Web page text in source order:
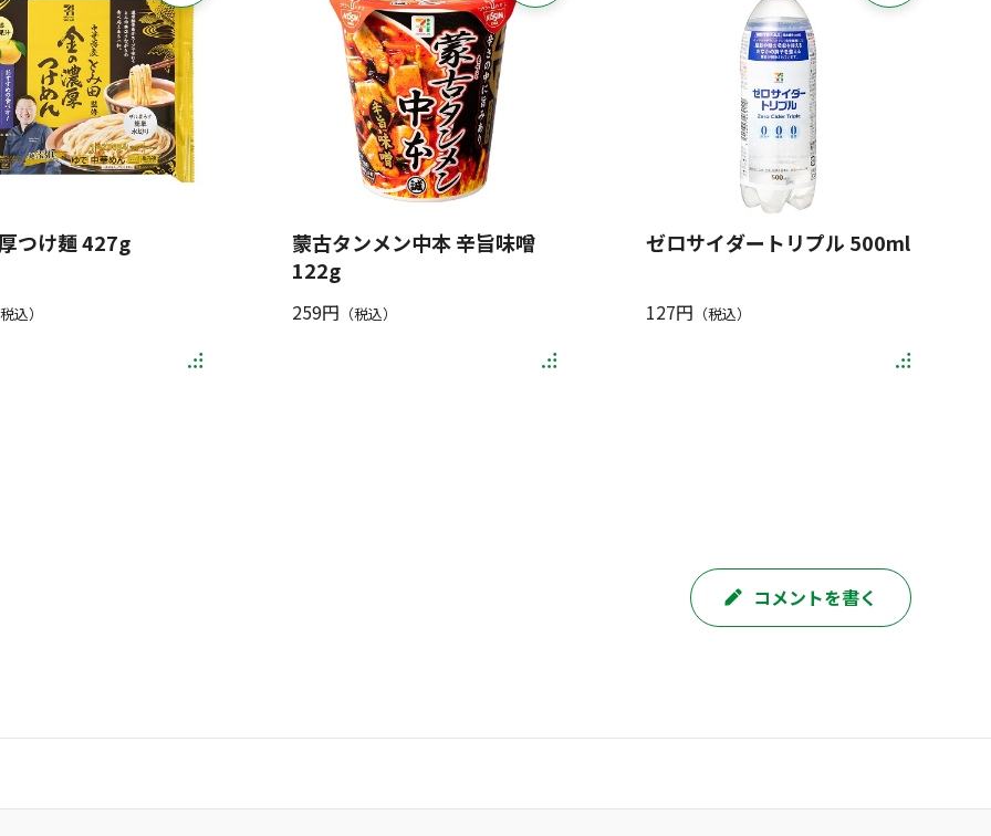
つけ麺 427g
込）
蒙古タンメン中本 辛旨味噌
122g
259円 （税込）
ゼロサイダートリプル 500ml
127円 （税込）
コメントを書く